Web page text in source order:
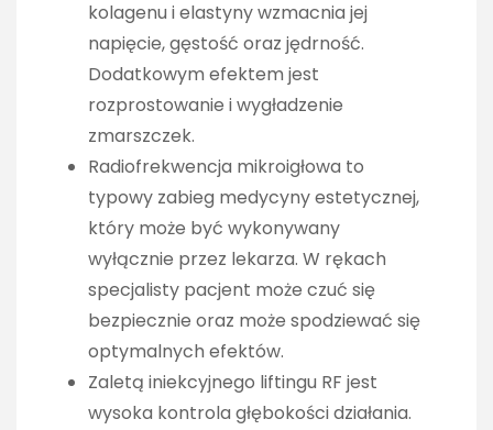
kolagenu i elastyny wzmacnia jej
napięcie, gęstość oraz jędrność.
Dodatkowym efektem jest
rozprostowanie i wygładzenie
zmarszczek.
Radiofrekwencja mikroigłowa to
typowy zabieg medycyny estetycznej,
który może być wykonywany
wyłącznie przez lekarza. W rękach
specjalisty pacjent może czuć się
bezpiecznie oraz może spodziewać się
optymalnych efektów.
Zaletą iniekcyjnego liftingu RF jest
wysoka kontrola głębokości działania.